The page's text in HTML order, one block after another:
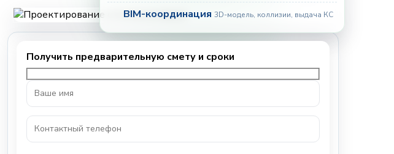
BIM-координация 3D-модель, коллизии, выдача КС